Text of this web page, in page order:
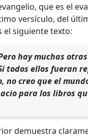
que es el
versículo, del
el siguiente texto:
hay muchas
todos ellos fueran
no creo que el
para los libros
demuestra